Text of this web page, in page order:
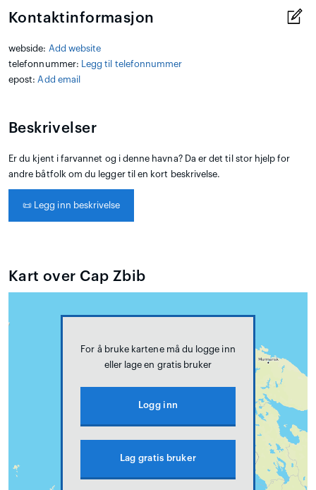
Kontaktinformasjon
webside: Add website
telefonnummer:
Legg til telefonnummer
epost: Add email
Beskrivelser
Er du kjent i farvannet og i denne havna? Da er det til stor hjelp for
andre båtfolk om du legger til en kort beskrivelse.
📜 Legg inn beskrivelse
Kart over Cap Zbib
For å bruke kartene må du logge inn
eller lage en gratis bruker
Logg inn
Lag gratis bruker